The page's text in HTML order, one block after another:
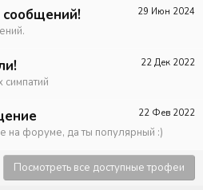
29 Июн 2024
22 Дек 2022
22 Фев 2022
на форуме, да ты популярный :)
Посмотреть все доступные трофеи